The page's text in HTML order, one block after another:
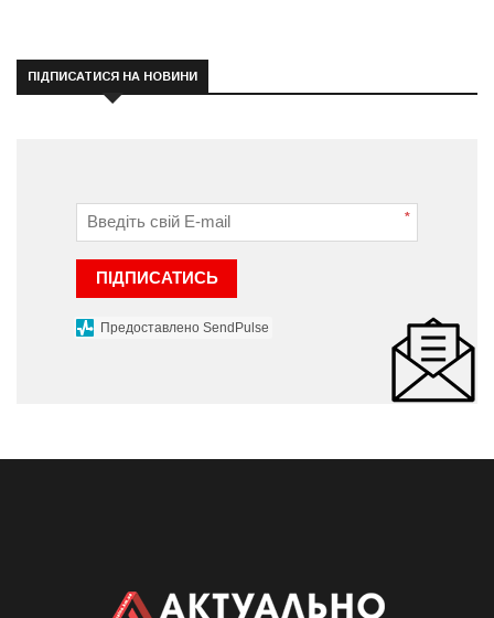
ПІДПИСАТИСЯ НА НОВИНИ
*
ПІДПИСАТИСЬ
Предоставлено SendPulse